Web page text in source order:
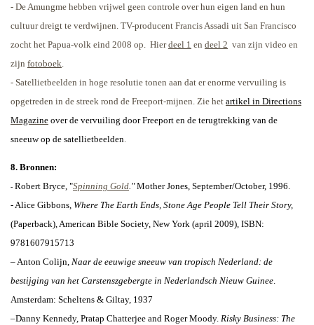
- De Amungme hebben vrijwel geen controle over hun eigen land en hun
cultuur dreigt te verdwijnen. TV-producent Francis Assadi uit San Francisco
zocht het Papua-volk eind 2008 op.
Hierdeel 1 en deel 2 van zijn video en
zijn fotoboek
- Satellietbeelden in hoge resolutie tonen aan dat er enorme vervuiling is
opgetreden in de streek rond de Freeport-mijnen. Zie het artikel in Directions
Magazine over de vervuiling door Freeport en de terugtrekking van de
sneeuw op de satellietbeelden
8. Bronnen:
- Robert Bryce, "Spinning Gold."Mother Jones, September/October, 1996.
- Alice Gibbons, Where The Earth Ends, Stone Age People Tell Their Story,
(Paperback), American Bible Society, New York (april 2009), ISBN:
9781607915713
– Anton Colijn, Naar de eeuwige sneeuw van tropisch Nederland: de
bestijging van het Carstenszgebergte in Nederlandsch Nieuw Guinee.
Amsterdam: Scheltens & Giltay, 1937
–Danny Kennedy, Pratap Chatterjee and Roger Moody. Risky Business: The